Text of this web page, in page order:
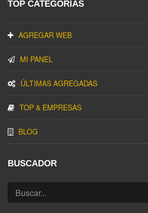
TOP CATEGORIAS
AGREGAR WEB
MI PANEL
ÚLTIMAS AGREGADAS
TOP & EMPRESAS
BLOG
BUSCADOR